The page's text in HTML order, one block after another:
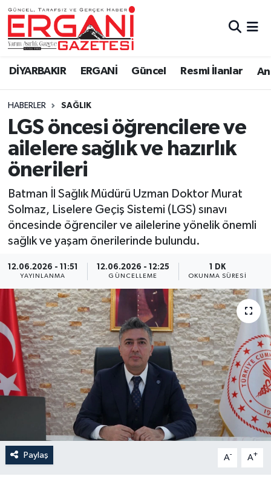
DİYARBAKIR ERGANİ Güncel Resmi İlanlar
HABERLER SAĞLIK
LGS öncesi öğrencilere ve
ailelere sağlık ve hazırlık
önerileri
Batman İl Sağlık Müdürü Uzman Doktor Murat
Solmaz, Liselere Geçiş Sistemi (LGS) sınavı
öncesinde öğrenciler ve ailelerine yönelik önemli
sağlık ve yaşam önerilerinde bulundu.
12.06.2026 - 11:51
YAYINLANMA
12.06.2026 - 12:25
GÜNCELLEME
1 DK
OKUNMA SÜRESI
Paylaş A- A+
DİYARBAKIR
BİSMİL
BAĞLAR
ERGANİ
Güncel
Eği̇ti̇m
Resmi İlanlar
Sağlık
Si̇yaset
Spor
Yaşam
Anali̇z
Bi̇li̇m & Teknoloji̇
Dünya
Eği̇ti̇m
Ergani Nöbetçi Eczaneler
Ergani Hava Durumu
Ergani Trafik Yoğunluk Haritası
Süper Lig Puan Durumu ve Fikstür
Tüm Manşetler
Son Dakika Haberleri
Haber Arşivi